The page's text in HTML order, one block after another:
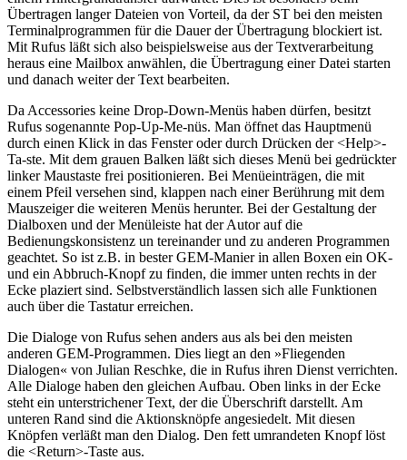
Übertragen langer Dateien von Vorteil, da der ST bei den meisten
Terminalprogrammen für die Dauer der Übertragung blockiert ist.
Mit Rufus läßt sich also beispielsweise aus der Textverarbeitung
heraus eine Mailbox anwählen, die Übertragung einer Datei starten
und danach weiter der Text bearbeiten.
Da Accessories keine Drop-Down-Menüs haben dürfen, besitzt
Rufus sogenannte Pop-Up-Me-nüs. Man öffnet das Hauptmenü
durch einen Klick in das Fenster oder durch Drücken der <Help>-
Ta-ste. Mit dem grauen Balken läßt sich dieses Menü bei gedrückter
linker Maustaste frei positionieren. Bei Menüeinträgen, die mit
einem Pfeil versehen sind, klappen nach einer Berührung mit dem
Mauszeiger die weiteren Menüs herunter. Bei der Gestaltung der
Dialboxen und der Menüleiste hat der Autor auf die
Bedienungskonsistenz un tereinander und zu anderen Programmen
geachtet. So ist z.B. in bester GEM-Manier in allen Boxen ein OK-
und ein Abbruch-Knopf zu finden, die immer unten rechts in der
Ecke plaziert sind. Selbstverständlich lassen sich alle Funktionen
auch über die Tastatur erreichen.
Die Dialoge von Rufus sehen anders aus als bei den meisten
anderen GEM-Programmen. Dies liegt an den »Fliegenden
Dialogen« von Julian Reschke, die in Rufus ihren Dienst verrichten.
Alle Dialoge haben den gleichen Aufbau. Oben links in der Ecke
steht ein unterstrichener Text, der die Überschrift darstellt. Am
unteren Rand sind die Aktionsknöpfe angesiedelt. Mit diesen
Knöpfen verläßt man den Dialog. Den fett umrandeten Knopf löst
die <Return>-Taste aus.